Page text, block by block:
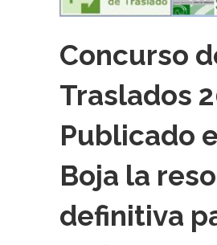
Concurso
Traslados
Publicado
Boja la
definitiva